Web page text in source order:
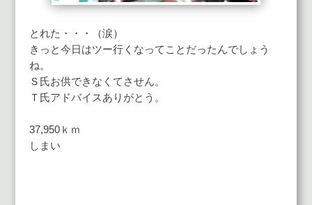
とれた・・・（涙）
きっと今日はツー行くなってことだったんでしょう
ね。
Ｓ氏お供できなくてさせん。
Ｔ氏アドバイスありがとう。
37,950ｋｍ
しまい